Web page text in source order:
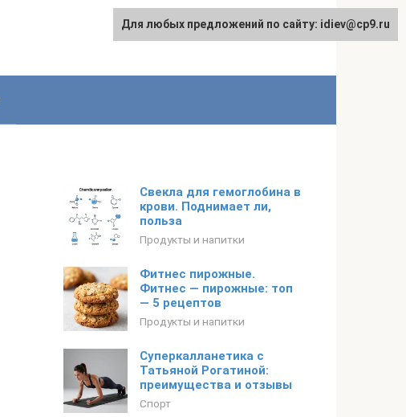
Свекла для гемоглобина в
крови. Поднимает ли,
польза
Продукты и напитки
Фитнес пирожные.
Фитнес — пирожные: топ
— 5 рецептов
Продукты и напитки
Суперкалланетика с
Татьяной Рогатиной:
преимущества и отзывы
Спорт
Для любых предложений по сайту: idiev@cp9.ru